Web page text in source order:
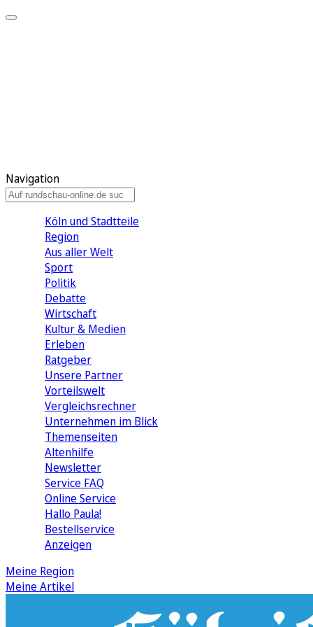
Navigation
Köln und Stadtteile
Region
Aus aller Welt
Sport
Politik
Debatte
Wirtschaft
Kultur & Medien
Erleben
Ratgeber
Unsere Partner
Vorteilswelt
Vergleichsrechner
Unternehmen im Blick
Themenseiten
Altenhilfe
Newsletter
Service FAQ
Online Service
Hallo Paula!
Bestellservice
Anzeigen
Meine Region
Meine Artikel